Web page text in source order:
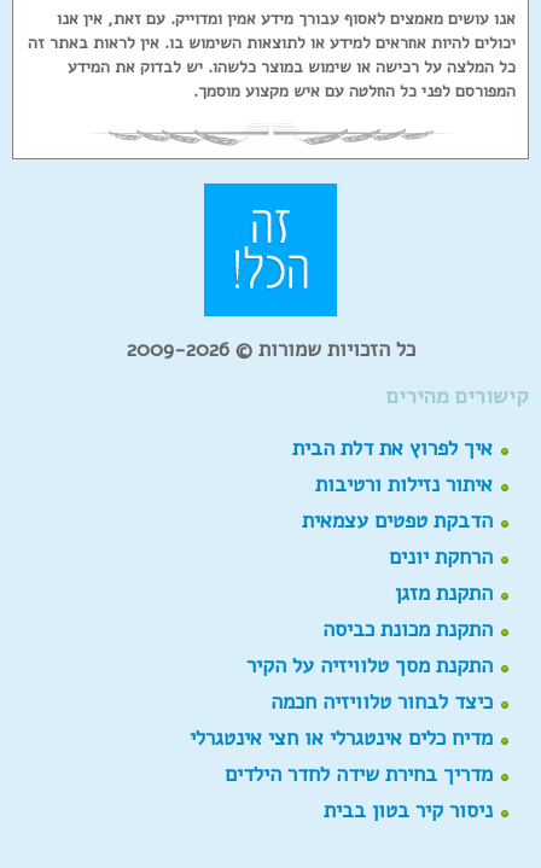
אנו עושים מאמצים לאסוף עבורך מידע אמין ומדוייק. עם זאת, אין אנו
יכולים להיות אחראים למידע או לתוצאות השימוש בו. אין לראות באתר זה
כל המלצה על רכישה או שימוש במוצר כלשהו. יש לבדוק את המידע
המפורסם לפני כל החלטה עם איש מקצוע מוסמך.
כל הזכויות שמורות © 2009-2026
קישורים מהירים
איך לפרוץ את דלת הבית
איתור נזילות ורטיבות
הדבקת טפטים עצמאית
הרחקת יונים
התקנת מזגן
התקנת מכונת כביסה
התקנת מסך טלוויזיה על הקיר
כיצד לבחור טלוויזיה חכמה
מדיח כלים אינטגרלי או חצי אינטגרלי
מדריך בחירת שידה לחדר הילדים
ניסור קיר בטון בבית